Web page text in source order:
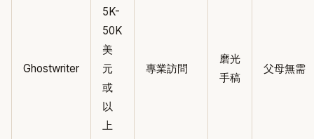
Ghostwriter
5K-
50K
美
元
或
以
上
專業訪問
磨光
手稿
父母無需